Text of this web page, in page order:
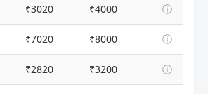
₹3020 ₹4000 ⓘ
₹7020 ₹8000 ⓘ
₹2820 ₹3200 ⓘ